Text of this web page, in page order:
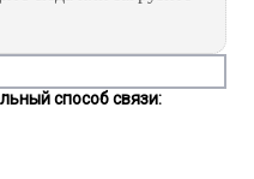
способ связи: